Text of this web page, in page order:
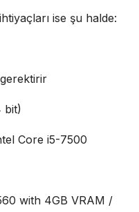
ise şu halde:
bit)
Core i5-7500
with 4GB VRAM /